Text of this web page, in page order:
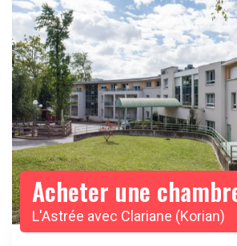
Acheter une
L'Astrée avec Clariane (Korian)